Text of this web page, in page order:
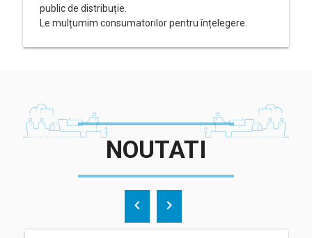
public de distribuție.
Le mulțumim consumatorilor pentru înțelegere.
NOUTATI
chevron_left chevron_right